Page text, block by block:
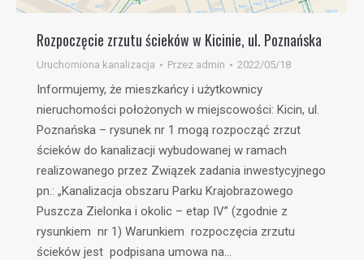
Rozpoczęcie zrzutu ścieków w Kicinie, ul. Poznańska
Uruchomiona kanalizacja Przez admin 2022/05/18
Informujemy, że mieszkańcy i użytkownicy
nieruchomości położonych w miejscowości: Kicin, ul.
Poznańska – rysunek nr 1 mogą rozpocząć zrzut
ścieków do kanalizacji wybudowanej w ramach
realizowanego przez Związek zadania inwestycyjnego
pn.: „Kanalizacja obszaru Parku Krajobrazowego
Puszcza Zielonka i okolic – etap IV” (zgodnie z
rysunkiem nr 1) Warunkiem rozpoczęcia zrzutu
ścieków jest podpisana umowa na…